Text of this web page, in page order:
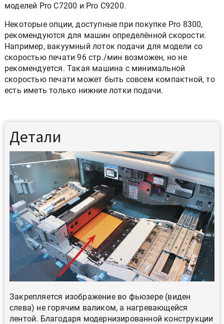
моделей Pro C7200 и Pro C9200.
Некоторые опции, доступные при покупке Pro 8300,
рекомендуются для машин определённой скорости.
Например, вакуумный лоток подачи для модели со
скоростью печати 96 стр./мин возможен, но не
рекомендуется. Такая машина с минимальной
скоростью печати может быть совсем компактной, то
есть иметь только нижние лотки подачи.
Детали
Закрепляется изображение во фьюзере (виден
слева) не горячим валиком, а нагревающейся
лентой. Благодаря модернизированной конструкции